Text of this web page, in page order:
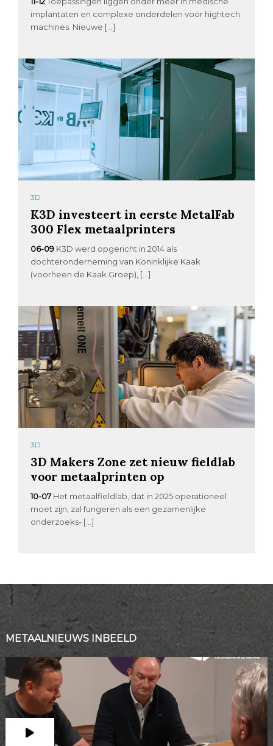
implantaten en complexe onderdelen voor hightech
machines. Nieuwe […]
3D
K3D investeert in eerste MetalFab
300 Flex metaalprinters
06-09 K3D werd opgericht in 2014 als
dochteronderneming van Koninklijke Kaak
(voorheen de Kaak Groep), […]
3D
3D Makers Zone zet nieuw fieldlab
voor metaalprinten op
10-07 Het metaalfieldlab, dat in 2025 operationeel
moet zijn, zal fungeren als een gezamenlijke
onderzoeks- […]
METAALNIEUWS INBEELD